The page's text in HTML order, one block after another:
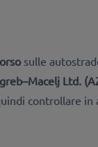
sulle
Ltd.
controllare